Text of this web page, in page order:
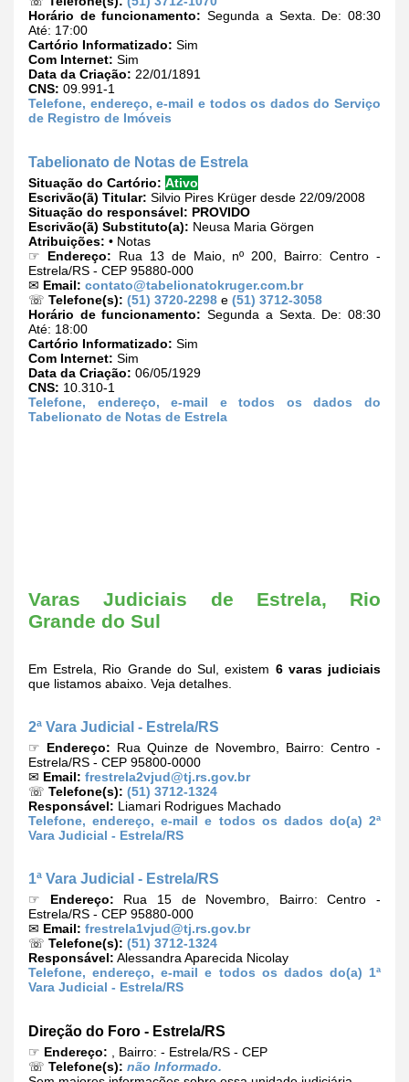
Horário de funcionamento: Segunda a Sexta. De: 08:30
Até: 17:00
Cartório Informatizado: Sim
Com Internet: Sim
Data da Criação: 22/01/1891
CNS: 09.991-1
Telefone, endereço, e-mail e todos os dados do Serviço
de Registro de Imóveis
Tabelionato de Notas de Estrela
Situação do Cartório: Ativo
Escrivão(ã) Titular: Silvio Pires Krüger desde 22/09/2008
Situação do responsável: PROVIDO
Escrivão(ã) Substituto(a): Neusa Maria Görgen
Atribuições: • Notas
☞ Endereço: Rua 13 de Maio, nº 200, Bairro: Centro -
Estrela/RS - CEP 95880-000
✉ Email: contato@tabelionatokruger.com.br
☏ Telefone(s): (51) 3720-2298 e (51) 3712-3058
Horário de funcionamento: Segunda a Sexta. De: 08:30
Até: 18:00
Cartório Informatizado: Sim
Com Internet: Sim
Data da Criação: 06/05/1929
CNS: 10.310-1
Telefone, endereço, e-mail e todos os dados do
Tabelionato de Notas de Estrela
Varas Judiciais de Estrela, Rio
Grande do Sul
Em Estrela, Rio Grande do Sul, existem 6 varas judiciais
que listamos abaixo. Veja detalhes.
2ª Vara Judicial - Estrela/RS
☞ Endereço: Rua Quinze de Novembro, Bairro: Centro -
Estrela/RS - CEP 95800-0000
✉ Email: frestrela2vjud@tj.rs.gov.br
☏ Telefone(s): (51) 3712-1324
Responsável: Liamari Rodrigues Machado
Telefone, endereço, e-mail e todos os dados do(a) 2ª
Vara Judicial - Estrela/RS
1ª Vara Judicial - Estrela/RS
☞ Endereço: Rua 15 de Novembro, Bairro: Centro -
Estrela/RS - CEP 95880-000
✉ Email: frestrela1vjud@tj.rs.gov.br
☏ Telefone(s): (51) 3712-1324
Responsável: Alessandra Aparecida Nicolay
Telefone, endereço, e-mail e todos os dados do(a) 1ª
Vara Judicial - Estrela/RS
Direção do Foro - Estrela/RS
☞ Endereço: , Bairro: - Estrela/RS - CEP
☏ Telefone(s): não Informado.